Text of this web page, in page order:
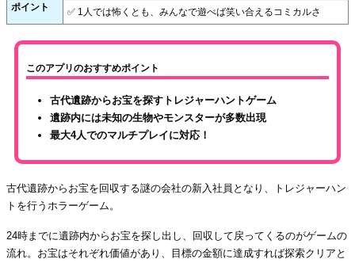
ポイント
✅ 1人では怖くとも、みんなで遊べば笑い合えるコミカルさ
このアプリのおすすめポイント
古代遺跡からお宝を探すトレジャーハントゲーム
遺跡内には未知の生物やモンスターが多数出現
最大4人でのマルチプレイに対応！
古代遺跡からお宝を回収する謎の会社の新入社員となり、トレジャーハン
トを行うホラーゲーム。
24時までに遺跡内からお宝を探し出し、回収して戻ってくるのがゲームの
流れ。お宝はそれぞれ価値があり、目標の金額に達成すれば探索クリアと